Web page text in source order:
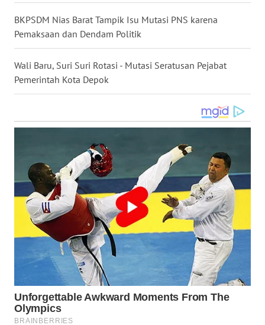
BKPSDM Nias Barat Tampik Isu Mutasi PNS karena
Pemaksaan dan Dendam Politik
Wali Baru, Suri Suri Rotasi - Mutasi Seratusan Pejabat
Pemerintah Kota Depok
NUSANTARA
JOGJA
WN
KALBAR
WN
KALTENG
KALTARA
WN